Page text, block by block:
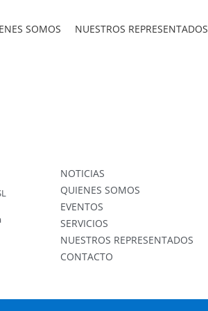
SOMOS NUESTROS REPRESENTADOS
NOTICIAS
QUIENES SOMOS
EVENTOS
SERVICIOS
NUESTROS REPRESENTADOS
CONTACTO